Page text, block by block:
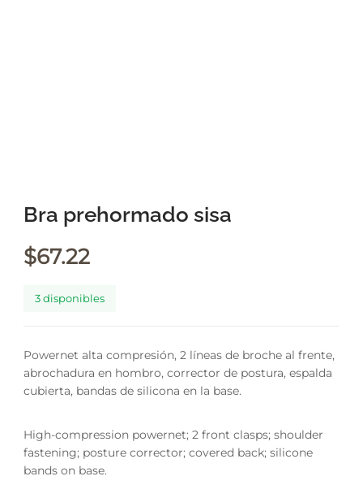
Bra prehormado sisa
$67.22
3 disponibles
Powernet alta compresión, 2 líneas de broche al frente,
abrochadura en hombro, corrector de postura, espalda
cubierta, bandas de silicona en la base.
High-compression powernet; 2 front clasps; shoulder
fastening; posture corrector; covered back; silicone
bands on base.